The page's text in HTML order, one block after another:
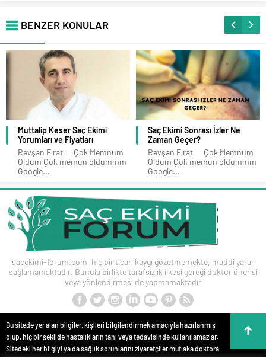
BENZER KONULAR
Muttalip Keser Saç Ekimi
Yorumları ve Fiyatları
Revşan Fırat Çok Memnum
Oldum Çok memun oldummm
Google...
Saç Ekimi Sonrası İzler Ne
Zaman Geçer?
Revşan Fırat Çok Memnum
Oldum Çok memun oldummm
Google...
sacekimi-forum.com, hiç bir ticari kaygı gözetmemekte, maddi yarar
sağlamamaktadır. Bunula birlikte tarafsızlık ilkesi gereği doktor önerisi
veya yönlendirmesi de yapmamaktadır
Bu sitede yer alan bilgiler, kişileri bilgilendirmek amacıyla hazırlanmış
olup, hiç bir şekilde hastalıkların tanı veya tedavisinde kullanılamazlar.
Sitedeki her bilgiyi ya da sağlık sorunlarını ziyaretçiler mutlaka doktora